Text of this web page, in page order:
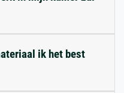
ik het best